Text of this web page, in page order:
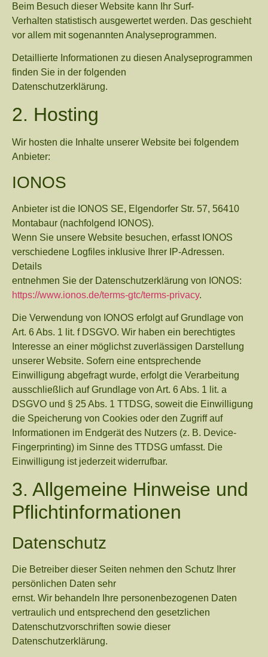
Beim Besuch dieser Website kann Ihr Surf-
Verhalten statistisch ausgewertet werden. Das geschieht
vor allem mit sogenannten Analyseprogrammen.
Detaillierte Informationen zu diesen Analyseprogrammen
finden Sie in der folgenden
Datenschutzerklärung.
2. Hosting
Wir hosten die Inhalte unserer Website bei folgendem
Anbieter:
IONOS
Anbieter ist die IONOS SE, Elgendorfer Str. 57, 56410
Montabaur (nachfolgend IONOS).
Wenn Sie unsere Website besuchen, erfasst IONOS
verschiedene Logfiles inklusive Ihrer IP-Adressen.
Details
entnehmen Sie der Datenschutzerklärung von IONOS:
https://www.ionos.de/terms-gtc/terms-privacy.
Die Verwendung von IONOS erfolgt auf Grundlage von
Art. 6 Abs. 1 lit. f DSGVO. Wir haben ein berechtigtes
Interesse an einer möglichst zuverlässigen Darstellung
unserer Website. Sofern eine entsprechende
Einwilligung abgefragt wurde, erfolgt die Verarbeitung
ausschließlich auf Grundlage von Art. 6 Abs. 1 lit. a
DSGVO und § 25 Abs. 1 TTDSG, soweit die Einwilligung
die Speicherung von Cookies oder den Zugriff auf
Informationen im Endgerät des Nutzers (z. B. Device-
Fingerprinting) im Sinne des TTDSG umfasst. Die
Einwilligung ist jederzeit widerrufbar.
3. Allgemeine Hinweise und
Pflicht­informationen
Datenschutz
Die Betreiber dieser Seiten nehmen den Schutz Ihrer
persönlichen Daten sehr
ernst. Wir behandeln Ihre personenbezogenen Daten
vertraulich und entsprechend den gesetzlichen
Datenschutzvorschriften sowie dieser
Datenschutzerklärung.